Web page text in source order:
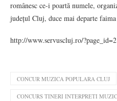
românesc ce-i poartă numele,
județul Cluj, duce mai departe
http://www.servuscluj.ro/
CONCUR MUZICA POPULARA CLUJ
CONCURS TINERI INTERPRETI